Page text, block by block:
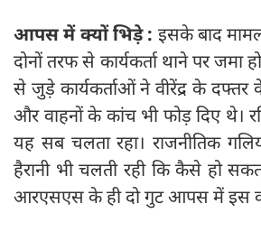
आपस में क्‍यों भिड़े: इसके बाद
दोनों तरफ से कार्यकर्ता थाने पर जमा
से जुड़े कार्यकर्ताओं ने वीरेंद्र के दफ्तर
और वाहनों के कांच भी फोड़ दिए थे।
यह सब चलता रहा। राजनीतिक
हैरानी भी चलती रही कि कैसे हो
आरएसएस के ही दो गुट आपस में इस